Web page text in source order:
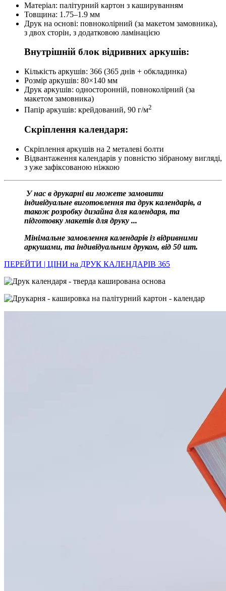
Матеріал: палітурний картон з кашируванням
Товщина: 1.75–1.9 мм
Друк на основі: повноколірний (за макетом замовника),
з двох сторін, з додатковою ламінацією
Внутрішній блок відривних аркушів:
Кількість аркушів: 366 (365 днів + обкладинка)
Розмір аркушів: 80×140 мм
Друк аркушів: односторонній, повноколірний (за
макетом замовника)
Папір аркушів: крейдований, 90 г/м2
Скріплення календаря:
Скріплення аркушів на 2 металеві болти
Відвантаження календарів у повністю зібраному вигляді,
з уже зафіксованою ніжкою
У нас в друкарні ви можете замовити
індивідуальне виготовлення та друк календарів, а
також розробку дизайна для календаря, та
підготовку макетів для друку ...
Мінімальне замовлення календарів із відривними
аркушами, та індивідуальним друком, від 50 шт.
ПЕРЕЙТИ | ЦІНИ на ДРУК КАЛЕНДАРІВ 365